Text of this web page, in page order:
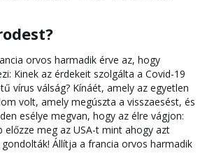
orvos harmadik érve az, hogy
Kinek az érdekeit szolgálta a Covid-19
vírus válság? Kínáét, amely az egyetlen
volt, amely megúszta a visszaesést, és
esélye megvan, hogy az élre vágjon:
előzze meg az USA-t mint ahogy azt
Állítja a francia orvos harmadik